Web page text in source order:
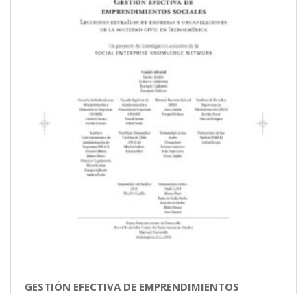
GESTIÓN EFECTIVA DE EMPRENDIMIENTOS